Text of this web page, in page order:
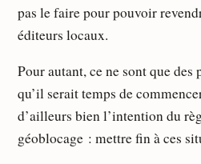
pas le faire pour pouvoir
éditeurs locaux.
Pour autant, ce ne sont que des
qu’il serait temps de
d’ailleurs bien l’intention du
géoblocage : mettre fin à ces